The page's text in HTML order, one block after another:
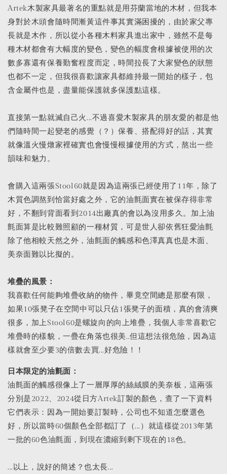
Artek木製家具最著名的重點就是用芬蘭當地的木材，但我本
身對於木頭會隨時間漸黃這件事其實滿困擾的，由於家父專
長就是木作，所以從小各種木料家具進出家中，雖然不是每
種木材都會有大幅度的變色，變色的幅度會根據被使用的次
數多寡還有保養勤奮程度而定，時間拉長了大家變色的狀態
也都不一定，但我很喜歡讓家具都維持最一開始的樣子，包
含金屬件也是，盡量能保護就多保護點這樣。
直接第一點就滅自己火...不過喜愛木製家具的朋友愛的都是他
們隨時間一起變老的感覺（？）保養、搭配得好的話，其實
就像溫火慢燉家裡確實也會慢慢根據使用的方式，熬出一些
韻味和魅力。
會購入這兩張Stool60就是因為這兩張已經使用了11年，除了
木質色調熬到恰當好處之外，它的油氈面實在被保存得非常
好，不翻到背面看到2014出廠真的會以為沒用多久。加上油
氈面算是比較難照顧的一種材質，可是世人卻依舊狂愛油氈
除了他相較天然之外，油氈面的觸感和色澤真真也是木面、
美奈面難以比擬的。
堆疊的風景：
我喜歡任何能夠堆疊收納的物件，畢竟空間總是那麼有限，
如果10張凳子在空間中可以只佔1張凳子的面積，真的會清爽
很多，加上Stool60是螺旋向的向上堆疊，我個人非常喜歡它
堆疊時的樣貌，一疊在角落也很美..但這想法很危險，因為這
樣就會至少要3的倍數去買...好危險！！
日本限定的油氈面：
油氈面的觸感很像上了一層厚厚的絲絨膜的美奈板，這兩張
分別是2022、2024從日方Artek訂製的顏色，查了一下資料
它們表示：因為一開始要訂製時，公司也不知道怎麼選色
好，所以當時60個顏色全部都訂了（...）就這樣從2013年第
一批的60色油氈面，到現在濃縮到剩下現在的18色。
...以上，說好的簡述？也太長...